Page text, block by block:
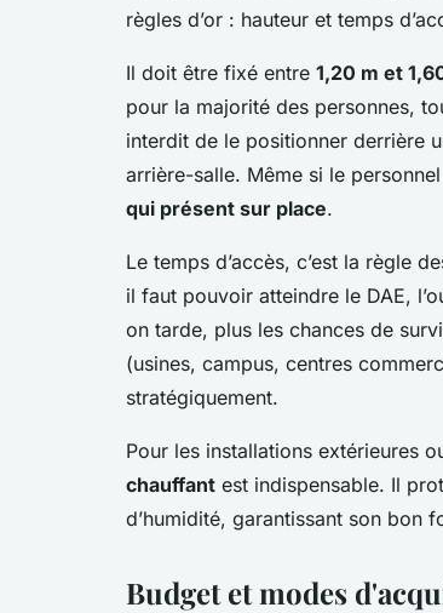
règles d’or : hauteur et temps
Il doit être fixé entre 1,20 m et
pour la majorité des personnes,
interdit de le positionner derrière
arrière-salle. Même si le
qui présent sur place.
Le temps d’accès, c’est la règle
il faut pouvoir atteindre le DAE,
on tarde, plus les chances de
(usines, campus, centres
stratégiquement.
Pour les installations extérieures
chauffant est indispensable. Il
d’humidité, garantissant son bon
Budget et modes